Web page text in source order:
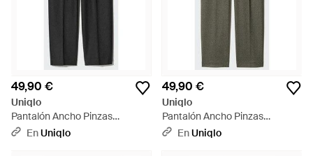
49,90 €
Uniqlo
Pantalón Ancho Pinzas
Cepillado - Negro
EnUniqlo
49,90 €
Uniqlo
Pantalón Ancho Pinzas
Cepillado Estampado (Largo) -
EnUniqlo